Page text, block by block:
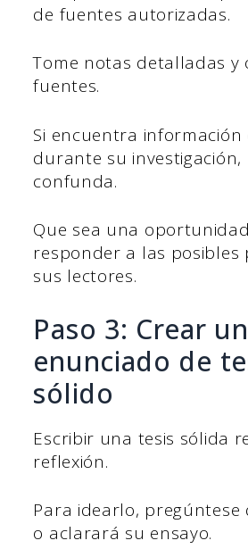
de fuentes autorizadas.
Tome notas detalladas y
fuentes.
Si encuentra
durante su investigación,
confunda.
Que sea una
responder a las posibles
sus lectores.
Paso 3: Crear un
enunciado de
sólido
Escribir una tesis sólida
reflexión.
Para idearlo, pregúntese
o aclarará su ensayo.